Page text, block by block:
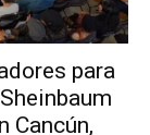
para
Cancún,